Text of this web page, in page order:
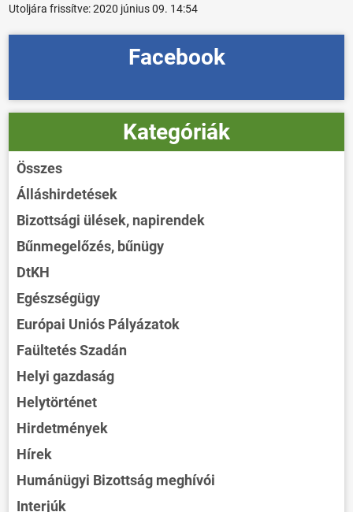
Utoljára frissítve:2020 június 09. 14:54
Facebook
Kategóriák
Összes
Álláshirdetések
Bizottsági ülések, napirendek
Bűnmegelőzés, bűnügy
DtKH
Egészségügy
Európai Uniós Pályázatok
Faültetés Szadán
Helyi gazdaság
Helytörténet
Hirdetmények
Hírek
Humánügyi Bizottság meghívói
Interjúk